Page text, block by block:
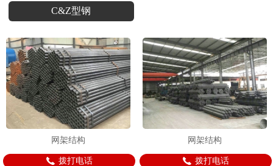
C&Z型钢
网架结构
拨打电话
网架结构
拨打电话